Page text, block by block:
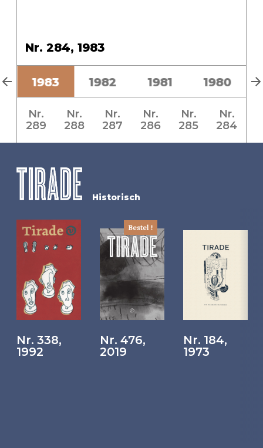
Nr. 284, 1983
1983 1982 1981 1980
Nr.
289
Nr.
288
Nr.
287
Nr.
286
Nr.
285
Nr.
284
Historisch
Nr. 338,
1992
Bestel !
Nr. 476,
2019
Nr. 184,
1973